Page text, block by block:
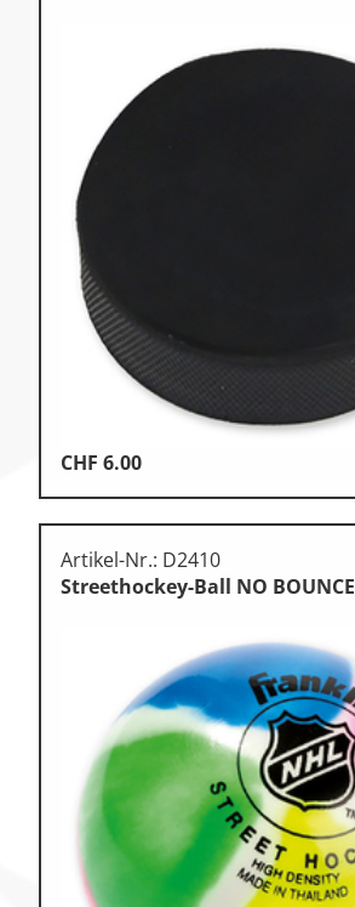
CHF 6.00
Artikel-Nr.: D2410
Streethockey-Ball NO BOUNCE